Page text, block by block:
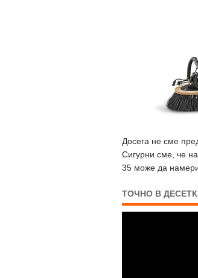
Досега не сме
Сигурни сме, че
35 може да
ТОЧНО В